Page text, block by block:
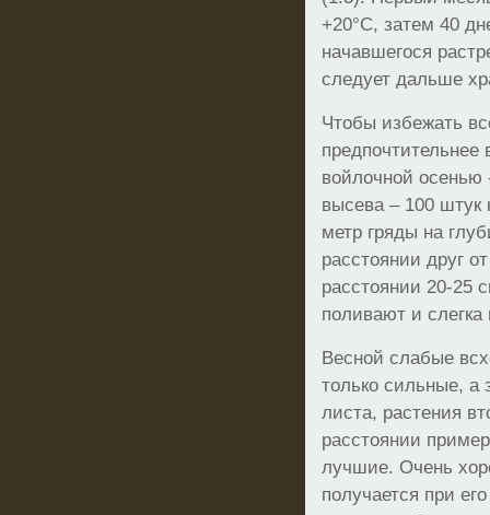
+20°С, затем 40
начавшегося
следует дальше
Чтобы избежать
войлочной осенью
высева – 100 штук
метр гряды на
расстоянии друг
расстоянии 20-25
поливают и
Весной слабые
только сильные, а
листа, растения
расстоянии
лучшие. Очень
получается при